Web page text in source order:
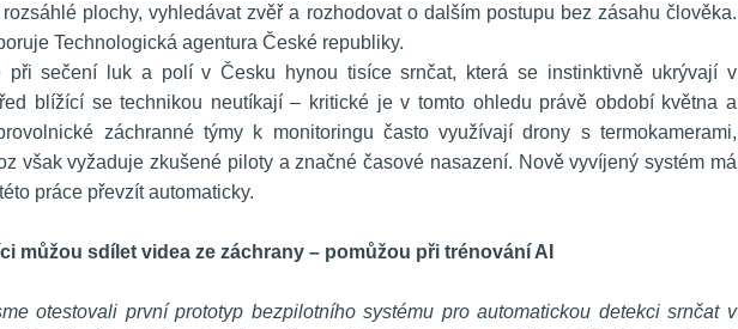
rozsáhlé plochy, vyhledávat zvěř a rozhodovat o dalším postupu bez zásahu člověka.
Technologická agentura České republiky.
při sečení luk a polí v Česku hynou tisíce srnčat, která se instinktivně ukrývají v
blížící se technikou neutíkají – kritické je v tomto ohledu právě období května a
záchranné týmy k monitoringu často využívají drony s termokamerami,
však vyžaduje zkušené piloty a značné časové nasazení. Nově vyvíjený systém má
práce převzít automaticky.
můžou sdílet videa ze záchrany – pomůžou při trénování AI
otestovali první prototyp bezpilotního systému pro automatickou detekci srnčat v